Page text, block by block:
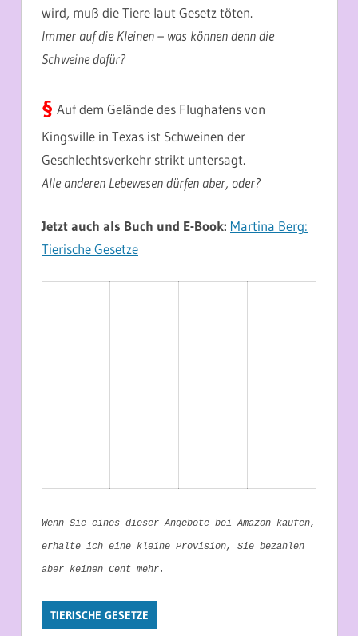
wird, muß die Tiere laut Gesetz töten.
Immer auf die Kleinen – was können denn die
Schweine dafür?
§ Auf dem Gelände des Flughafens von
Kingsville in Texas ist Schweinen der
Geschlechtsverkehr strikt untersagt.
Alle anderen Lebewesen dürfen aber, oder?
Jetzt auch als Buch und E-Book: Martina Berg:
Tierische Gesetze
Wenn Sie eines dieser Angebote bei Amazon kaufen,
erhalte ich eine kleine Provision, Sie bezahlen
aber keinen Cent mehr.
TIERISCHE GESETZE